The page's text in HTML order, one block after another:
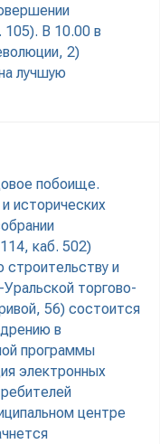
105). В 10.00 в
2)
лучшую
побоище.
исторических
каб. 502)
строительству и
торгово-
56) состоится
в
программы
электронных
центре